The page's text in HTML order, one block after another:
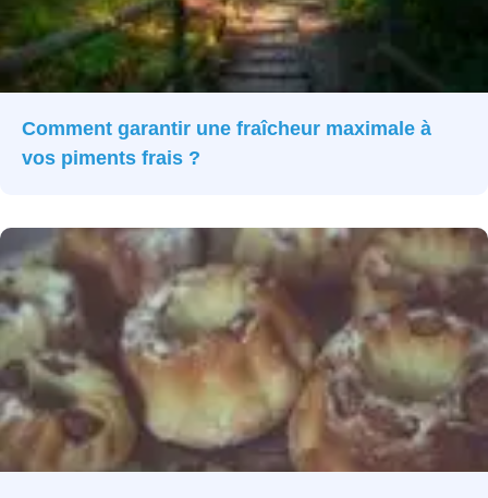
Comment garantir une fraîcheur maximale à
vos piments frais ?